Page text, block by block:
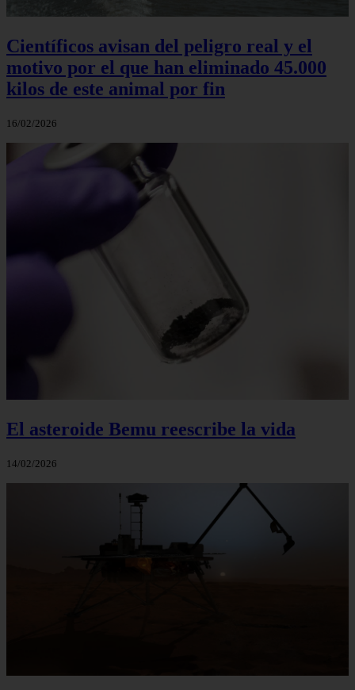
Científicos avisan del peligro real y el
motivo por el que han eliminado 45.000
kilos de este animal por fin
16/02/2026
El asteroide Bemu reescribe la vida
14/02/2026